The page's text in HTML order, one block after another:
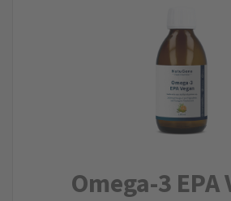
Omega-3 EPA